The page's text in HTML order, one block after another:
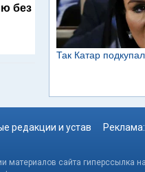
без
редакции и устав Реклама:
сайта гиперссылка